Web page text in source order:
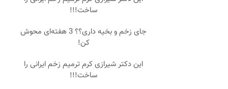
ساخت!!!
جای زخم و بخیه داری؟؟ 3 هفته‌ای محوش
کن!
این دکتر شیرازی کرم ترمیم زخم ایرانی را
ساخت!!!